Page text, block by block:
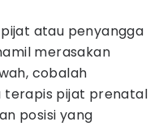
atau penyangga
merasakan
cobalah
terapis pijat prenatal
posisi yang